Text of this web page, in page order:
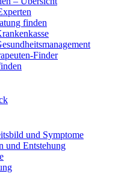
finden
Finder
und Symptome
und Entstehung